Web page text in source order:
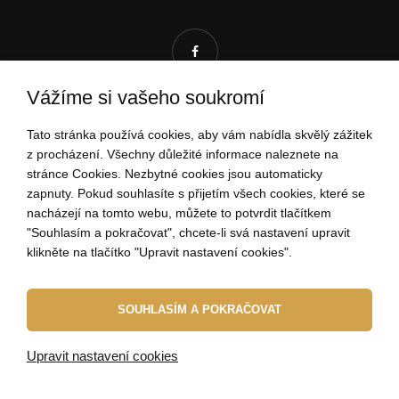
RÁDI VÁM POMŮŽEME!
704 034 135
(Po - Pá: 9:00-15:00)
Internetový obchododBlueweb s.r.o.
© 2010 - 2026 ELBEZA - šperk jako dárek
Vážíme si vašeho soukromí
Tato stránka používá cookies, aby vám nabídla skvělý zážitek
z procházení. Všechny důležité informace naleznete na
stránce Cookies. Nezbytné cookies jsou automaticky
zapnuty. Pokud souhlasíte s přijetím všech cookies, které se
nacházejí na tomto webu, můžete to potvrdit tlačítkem
"Souhlasím a pokračovat", chcete-li svá nastavení upravit
klikněte na tlačítko "Upravit nastavení cookies".
SOUHLASÍM A POKRAČOVAT
Upravit nastavení cookies